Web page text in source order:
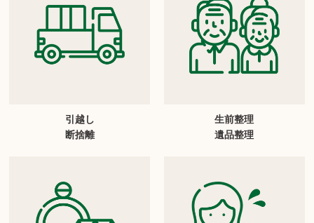
引越し
断捨離
生前整理
遺品整理